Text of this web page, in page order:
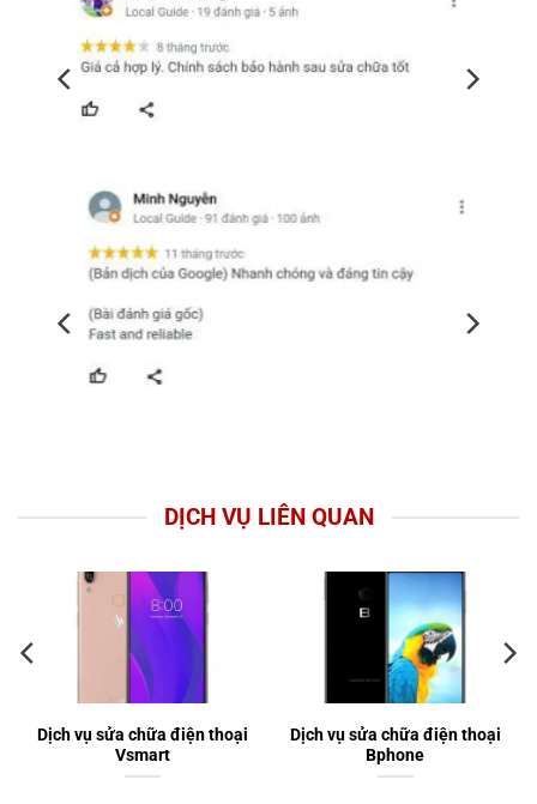
DỊCH VỤ LIÊN QUAN
Dịch vụ sửa chữa điện thoại
Vsmart
Dịch vụ sửa chữa điện thoại
Bphone